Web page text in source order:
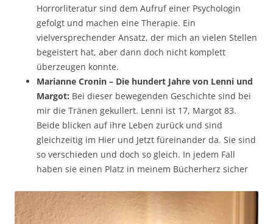
Horrorliteratur sind dem Aufruf einer Psychologin
gefolgt und machen eine Therapie. Ein
vielversprechender Ansatz, der mich an vielen Stellen
begeistert hat, aber dann doch nicht komplett
überzeugen konnte.
Marianne Cronin – Die hundert Jahre von Lenni und
Margot: Bei dieser bewegenden Geschichte sind bei
mir die Tränen gekullert. Lenni ist 17, Margot 83.
Beide blicken auf ihre Leben zurück und sind
gleichzeitig im Hier und Jetzt füreinander da. Sie sind
so verschieden und doch so gleich. In jedem Fall
haben sie einen Platz in meinem Bücherherz sicher